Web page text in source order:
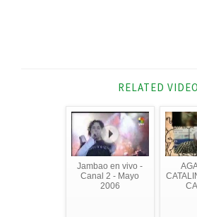
RELATED VIDEO
Jambao en vivo -
Canal 2 - Mayo
2006